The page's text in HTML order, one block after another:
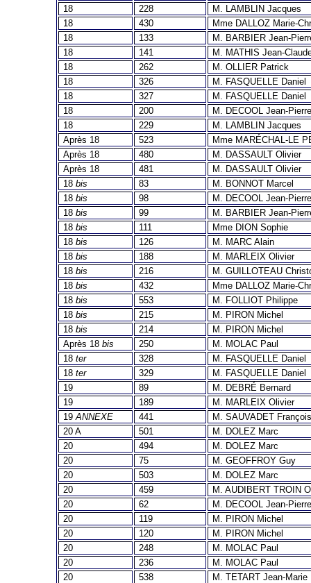
18
228
M. LAMBLIN Jacques
18
430
Mme DALLOZ Marie-
18
133
M. BARBIER Jean-
18
141
M. MATHIS Jean-
18
262
M. OLLIER Patrick
18
326
M. FASQUELLE Daniel
18
327
M. FASQUELLE Daniel
18
200
M. DECOOL Jean-
18
229
M. LAMBLIN Jacques
Après 18
523
Mme MARÉCHAL-LE
Après 18
480
M. DASSAULT Olivier
Après 18
481
M. DASSAULT Olivier
18bis 83
M. BONNOT Marcel
18bis 98
M. DECOOL Jean-
18bis 99
M. BARBIER Jean-
18bis 111
Mme DION Sophie
18bis 126
M. MARC Alain
18bis 188
M. MARLEIX Olivier
18bis 216
M. GUILLOTEAU
18bis 432
Mme DALLOZ Marie-
18bis 553
M. FOLLIOT Philippe
18bis 215
M. PIRON Michel
18bis 214
M. PIRON Michel
Après 18bis 250
M. MOLAC Paul
18ter 328
M. FASQUELLE Daniel
18ter 329
M. FASQUELLE Daniel
19
89
M. DEBRÉ Bernard
19
189
M. MARLEIX Olivier
19ANNEXE 441
M. SAUVADET
20 A
501
M. DOLEZ Marc
20
494
M. DOLEZ Marc
20
75
M. GEOFFROY Guy
20
503
M. DOLEZ Marc
20
459
M. AUDIBERT TROIN
20
62
M. DECOOL Jean-
20
119
M. PIRON Michel
20
120
M. PIRON Michel
20
248
M. MOLAC Paul
20
236
M. MOLAC Paul
20
538
M. TETART Jean-Marie